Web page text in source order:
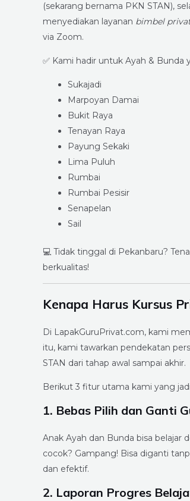
(sekarang bernama PKN STAN),
menyediakan layanan bimbel
via Zoom.
✅ Kami hadir untuk Ayah &
Sukajadi
Marpoyan Damai
Bukit Raya
Tenayan Raya
Payung Sekaki
Lima Puluh
Rumbai
Rumbai Pesisir
Senapelan
Sail
💻 Tidak tinggal di Pekanbaru?
berkualitas!
Kenapa Harus Kursus
Di LapakGuruPrivat.com, kami
itu, kami tawarkan pendekatan
STAN dari tahap awal sampai akhir.
Berikut 3 fitur utama kami yang
1. Bebas Pilih dan Ganti
Anak Ayah dan Bunda bisa belajar
cocok? Gampang! Bisa diganti
dan efektif.
2. Laporan Progres